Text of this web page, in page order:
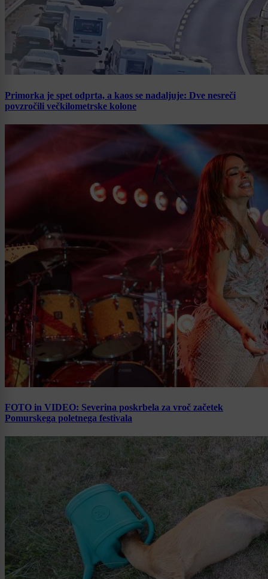
Primorka je spet odprta, a kaos se nadaljuje: Dve nesreči
povzročili večkilometrske kolone
FOTO in VIDEO: Severina poskrbela za vroč začetek
Pomurskega poletnega festivala